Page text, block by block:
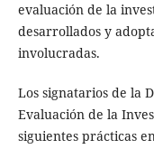
evaluación de la
desarrollados y
involucradas.
Los signatarios de la
Evaluación de la
siguientes prácticas